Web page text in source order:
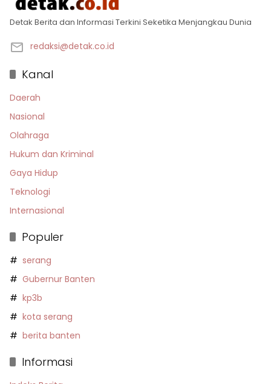
Detak Berita dan Informasi Terkini Seketika Menjangkau Dunia
redaksi@detak.co.id
Kanal
Daerah
Nasional
Olahraga
Hukum dan Kriminal
Gaya Hidup
Teknologi
Internasional
Populer
serang
Gubernur Banten
kp3b
kota serang
berita banten
Informasi